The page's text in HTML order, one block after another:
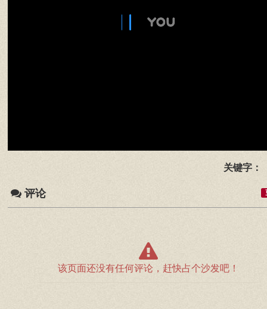
关键字：
评论
该页面还没有任何评论，赶快占个沙发吧！